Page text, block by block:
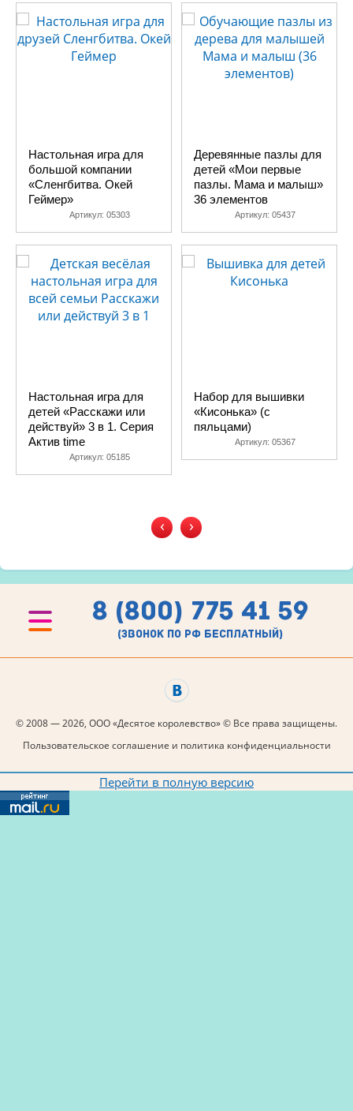
Настольная игра для
большой компании
«Сленгбитва. Окей
Геймер»
Артикул: 05303
Настольная игра для
детей «Расскажи или
действуй» 3 в 1. Серия
Актив time
Артикул: 05185
Деревянные пазлы для
детей «Мои первые
пазлы. Мама и малыш»
36 элементов
Артикул: 05437
Набор для вышивки
«Кисонька» (с
пяльцами)
Артикул: 05367
‹ ›
8 (800) 775 41 59
(звонок по рф бесплатный)
© 2008 — 2026, ООО «Десятое королевство» © Все права защищены.
Пользовательское соглашение и политика конфиденциальности
Перейти в полную версию